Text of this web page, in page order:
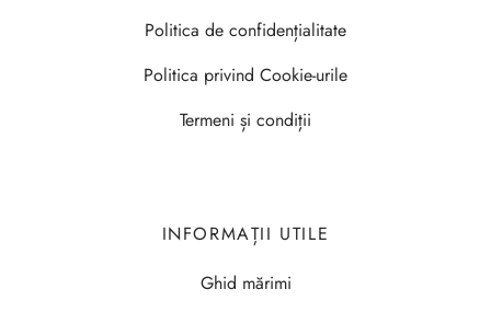
Politica de confidențialitate
Politica privind Cookie-urile
Termeni și condiții
INFORMAȚII UTILE
Ghid mărimi